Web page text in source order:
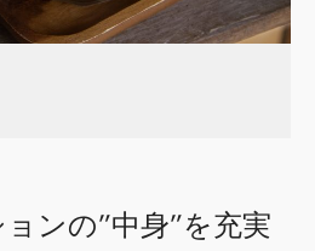
ンの”中身”を充実